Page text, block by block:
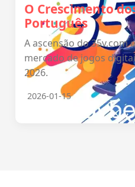
O Crescimento
Português
A ascensão do 35v.com
mercado de jogos
2026.
2026-01-15